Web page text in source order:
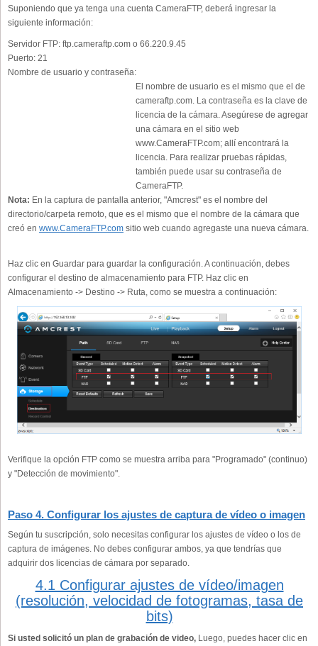
Suponiendo que ya tenga una cuenta CameraFTP, deberá ingresar la
siguiente información:
Servidor FTP: ftp.cameraftp.com o 66.220.9.45
Puerto: 21
Nombre de usuario y contraseña:
El nombre de usuario es el mismo que el de
cameraftp.com. La contraseña es la clave de
licencia de la cámara. Asegúrese de agregar
una cámara en el sitio web
www.CameraFTP.com; allí encontrará la
licencia. Para realizar pruebas rápidas,
también puede usar su contraseña de
CameraFTP.
Nota: En la captura de pantalla anterior, "Amcrest" es el nombre del
directorio/carpeta remoto, que es el mismo que el nombre de la cámara que
creó en www.CameraFTP.com sitio web cuando agregaste una nueva cámara.
Haz clic en Guardar para guardar la configuración. A continuación, debes
configurar el destino de almacenamiento para FTP. Haz clic en
Almacenamiento -> Destino -> Ruta, como se muestra a continuación:
Verifique la opción FTP como se muestra arriba para "Programado" (continuo)
y "Detección de movimiento".
Paso 4. Configurar los ajustes de captura de vídeo o imagen
Según tu suscripción, solo necesitas configurar los ajustes de vídeo o los de
captura de imágenes. No debes configurar ambos, ya que tendrías que
adquirir dos licencias de cámara por separado.
4.1 Configurar ajustes de vídeo/imagen
(resolución, velocidad de fotogramas, tasa de
bits)
Si usted solicitó un plan de grabación de video, Luego, puedes hacer clic en